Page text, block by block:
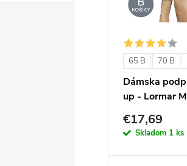
d
65 B 70 B
Dámska
up - Lormar
€17,69
Skladom 1 ks